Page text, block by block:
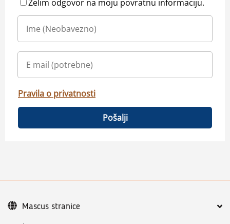
Želim odgovor na moju povratnu informaciju.
Pravila o privatnosti
Pošalji
Mascus stranice